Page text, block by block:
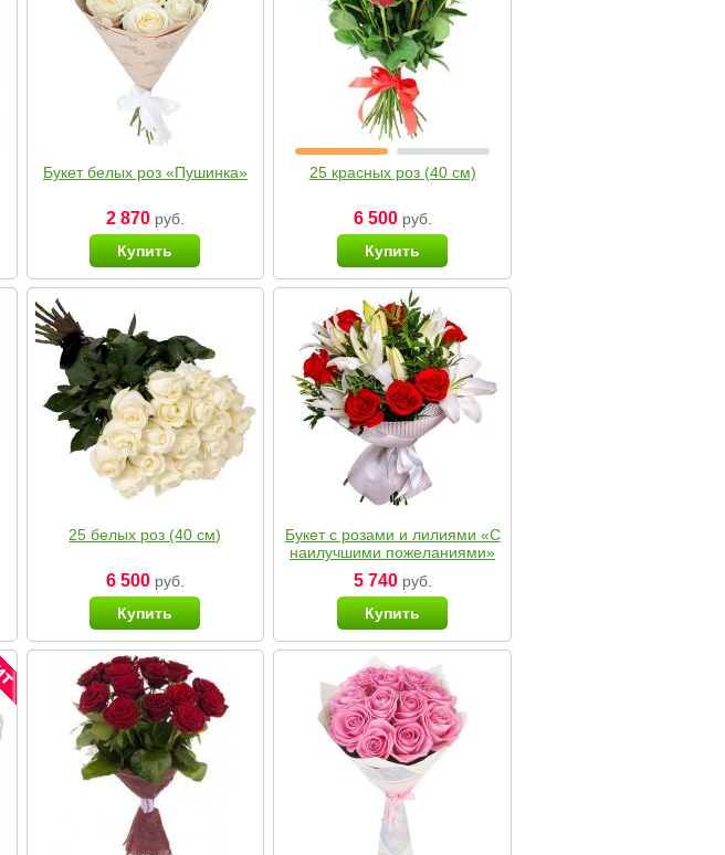
Букет белых роз «Пушинка»
2 870руб.
Купить
25 красных роз (40 см)
6 500руб.
Купить
25 белых роз (40 см)
6 500руб.
Купить
Букет с розами и лилиями «С
наилучшими пожеланиями»
5 740руб.
Купить